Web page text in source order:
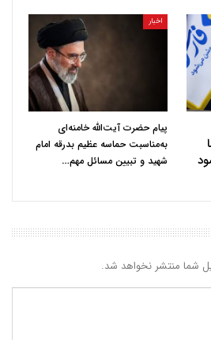
اخبار
پیام حضرت آیت‌الله خامنه‌ای
به‌مناسبت حماسه عظیم بدرقه امام
شهید و تبیین مسائل مهم…
شما منتشر نخواهد شد.